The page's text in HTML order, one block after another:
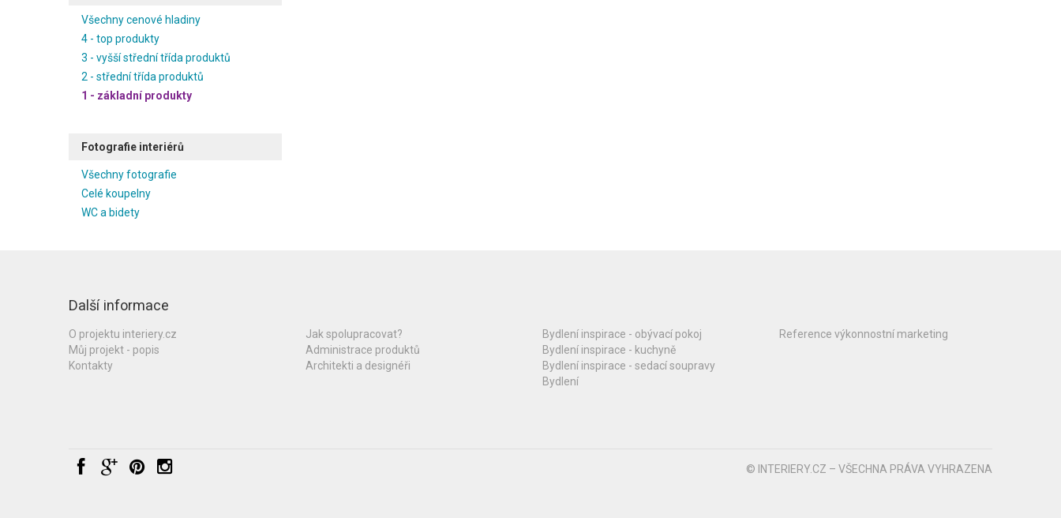
Všechny cenové hladiny
4 - top produkty
3 - vyšší střední třída produktů
2 - střední třída produktů
1 - základní produkty
Fotografie interiérů
Všechny fotografie
Celé koupelny
WC a bidety
Další informace
O projektu interiery.cz
Můj projekt - popis
Kontakty
Jak spolupracovat?
Administrace produktů
Architekti a designéři
Bydlení inspirace - obývací pokoj
Bydlení inspirace - kuchyně
Bydlení inspirace - sedací soupravy
Bydlení
Reference výkonnostní marketing
© INTERIERY.CZ – VŠECHNA PRÁVA VYHRAZENA